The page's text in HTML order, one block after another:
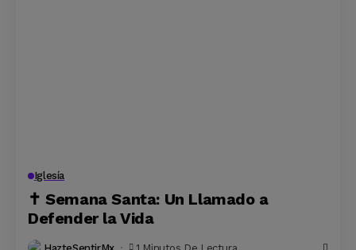
Iglesía
✝️ Semana Santa: Un Llamado a
Defender la Vida
HazteSentirMx 1 Minutos De Lectura